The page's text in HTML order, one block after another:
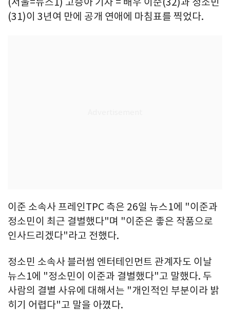
(31)이 3년여 만에 공개 연애에 마침표를 찍었다.
이준 소속사 프레인TPC 측은 26일 뉴스1에 "이준과
정소민이 최근 결별했다"며 "이준은 좋은 작품으로
인사드리겠다"라고 전했다.
정소민 소속사 블러썸 엔터테인먼트 관계자도 이날
뉴스1에 "정소민이 이준과 결별했다"고 말했다. 두
사람의 결별 사유에 대해서는 "개인적인 부분이라 밝
히기 어렵다"고 말을 아꼈다.